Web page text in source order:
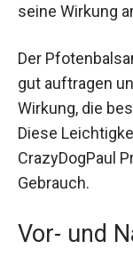
seine Wirkung
Der
gut auftragen
Wirkung, die
Diese
CrazyDogPaul
Gebrauch.
Vor- und